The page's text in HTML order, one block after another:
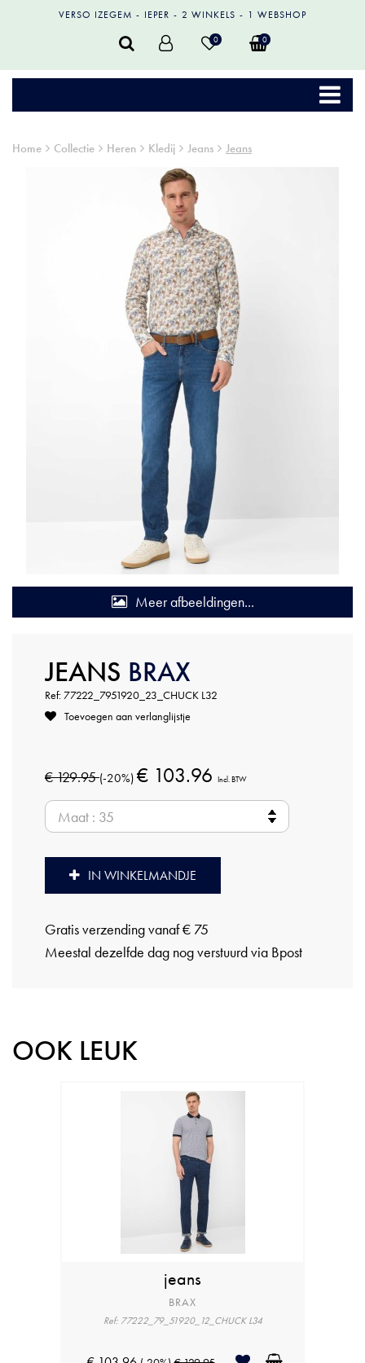
VERSO IZEGEM IEPER 2 WINKELS 1 WEBSHOP
0 0
Home Collectie Heren Kledij Jeans Jeans
Meer afbeeldingen...
JEANS BRAX
Ref: 77222_7951920_23_CHUCK L32
Toevoegen aan verlanglijstje
€ 129.95(-20%) € 103.96 Incl. BTW
IN WINKELMANDJE
Gratis verzending vanaf € 75
Meestal dezelfde dag nog verstuurd via Bpost
OOK LEUK
jeans
BRAX
Ref: 77222_79_51920_12_CHUCK L34